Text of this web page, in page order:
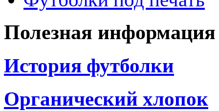
Полезная информация
История футболки
Органический хлопок